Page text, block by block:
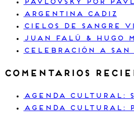
Pavlovsky por
Argentina Cadiz
Cielos de sangre
Juan Falú & Hugo
Celebración a San
Comentarios
Agenda Cultural:
Agenda cultural: